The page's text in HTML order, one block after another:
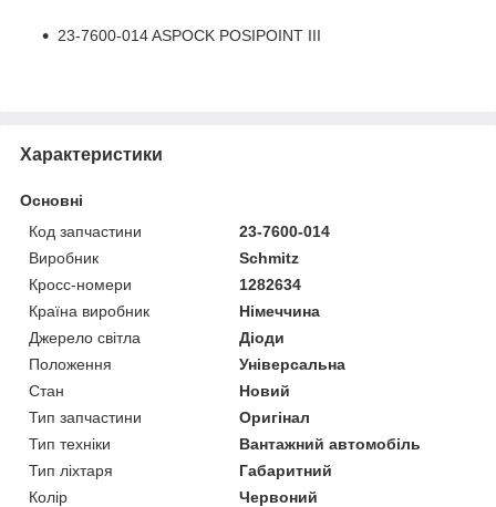
23-7600-014 ASPOCK POSIPOINT III
Характеристики
Основні
Код запчастини
23-7600-014
Виробник
Schmitz
Кросс-номери
1282634
Країна виробник
Німеччина
Джерело світла
Діоди
Положення
Універсальна
Стан
Новий
Тип запчастини
Оригінал
Тип техніки
Вантажний автомобіль
Тип ліхтаря
Габаритний
Колір
Червоний